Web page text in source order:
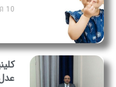
10 اکتبر 2023